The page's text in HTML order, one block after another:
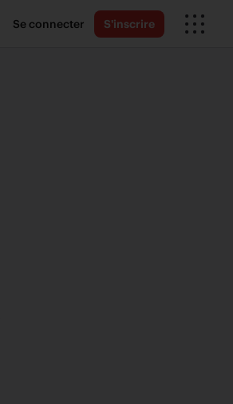
Se connecter S'inscrire